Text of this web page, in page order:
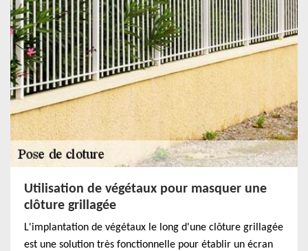
Utilisation de végétaux pour masquer une
clôture grillagée
L'implantation de végétaux le long d'une clôture grillagée
est une solution très fonctionnelle pour établir un écran